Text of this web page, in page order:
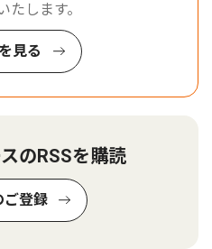
たします。
見る
のRSSを購読
ご登録